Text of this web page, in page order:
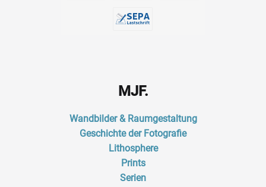
MJF.
Wandbilder & Raumgestaltung
Geschichte der Fotografie
Lithosphere
Prints
Serien